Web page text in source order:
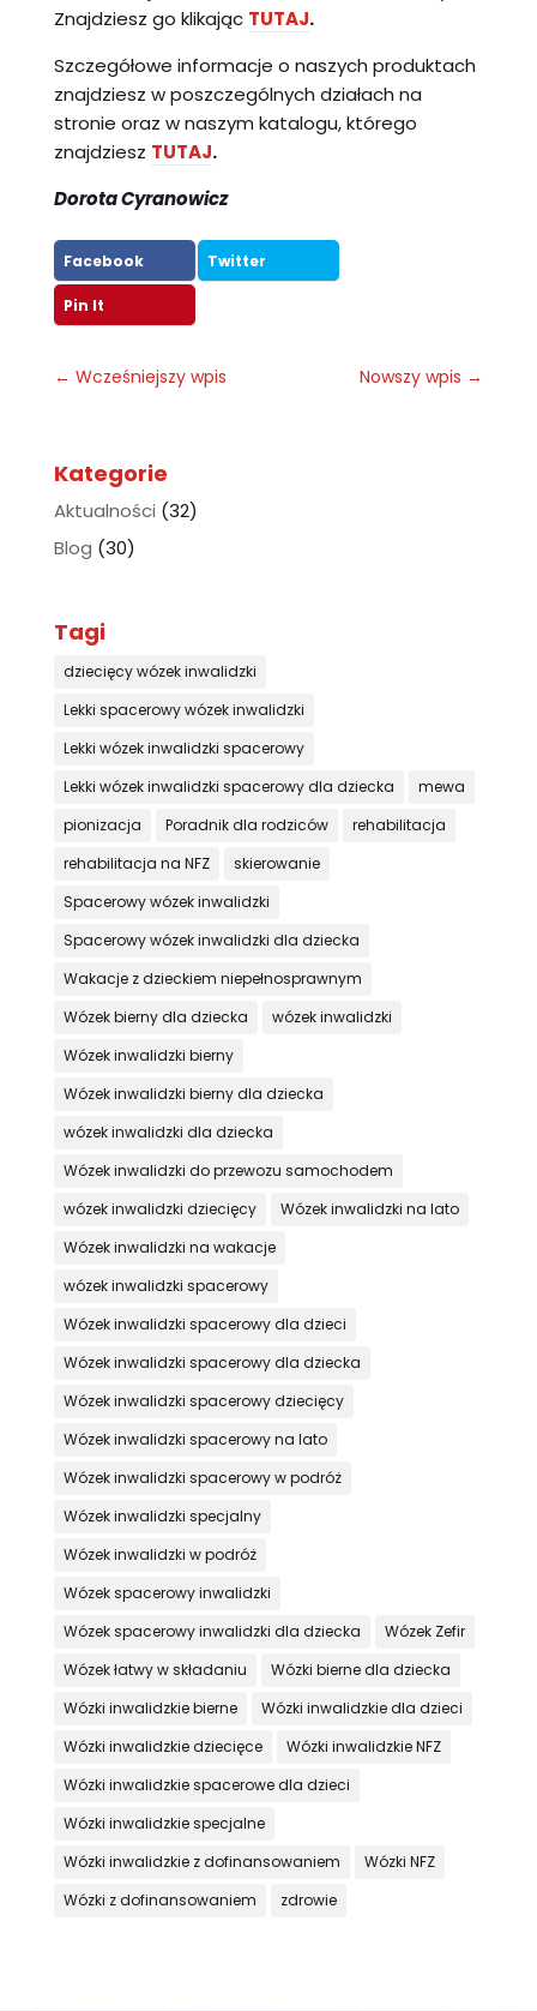
Znajdziesz go klikając TUTAJ.
Szczegółowe informacje o naszych produktach
znajdziesz w poszczególnych działach na
stronie oraz w naszym katalogu, którego
znajdziesz TUTAJ.
Dorota Cyranowicz
Facebook Twitter
Pin It
← Wcześniejszy wpis Nowszy wpis →
Kategorie
Aktualności (32)
Blog (30)
Tagi
dziecięcy wózek inwalidzki
Lekki spacerowy wózek inwalidzki
Lekki wózek inwalidzki spacerowy
Lekki wózek inwalidzki spacerowy dla dziecka
mewa
pionizacja
Poradnik dla rodziców
rehabilitacja
rehabilitacja na NFZ
skierowanie
Spacerowy wózek inwalidzki
Spacerowy wózek inwalidzki dla dziecka
Wakacje z dzieckiem niepełnosprawnym
Wózek bierny dla dziecka
wózek inwalidzki
Wózek inwalidzki bierny
Wózek inwalidzki bierny dla dziecka
wózek inwalidzki dla dziecka
Wózek inwalidzki do przewozu samochodem
wózek inwalidzki dziecięcy
Wózek inwalidzki na lato
Wózek inwalidzki na wakacje
wózek inwalidzki spacerowy
Wózek inwalidzki spacerowy dla dzieci
Wózek inwalidzki spacerowy dla dziecka
Wózek inwalidzki spacerowy dziecięcy
Wózek inwalidzki spacerowy na lato
Wózek inwalidzki spacerowy w podróż
Wózek inwalidzki specjalny
Wózek inwalidzki w podróż
Wózek spacerowy inwalidzki
Wózek spacerowy inwalidzki dla dziecka
Wózek Zefir
Wózek łatwy w składaniu
Wózki bierne dla dziecka
Wózki inwalidzkie bierne
Wózki inwalidzkie dla dzieci
Wózki inwalidzkie dziecięce
Wózki inwalidzkie NFZ
Wózki inwalidzkie spacerowe dla dzieci
Wózki inwalidzkie specjalne
Wózki inwalidzkie z dofinansowaniem
Wózki NFZ
Wózki z dofinansowaniem
zdrowie